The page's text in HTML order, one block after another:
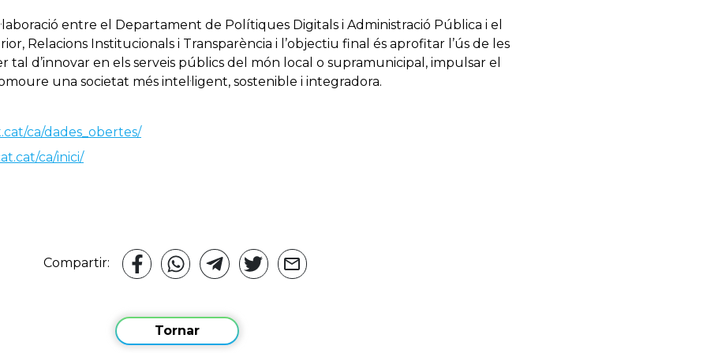
entre el Departament de Polítiques Digitals i Administració Pública i el
Relacions Institucionals i Transparència i l’objectiu final és aprofitar l’ús de les
tal d’innovar en els serveis públics del món local o supramunicipal, impulsar el
una societat més intel·ligent, sostenible i integradora.
ca/dades_obertes/
ca/inici/
Compartir:
Tornar